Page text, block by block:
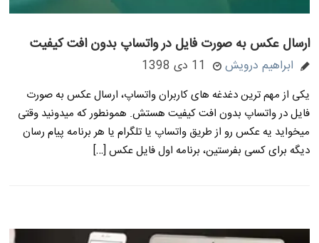
ارسال عکس به صورت فایل در واتساپ بدون افت کیفیت
ابراهیم درویش 11 دی 1398
یکی از مهم ترین دغدغه های کاربران واتساپ، ارسال عکس به صورت
فایل در واتساپ بدون افت کیفیت هستش. همونطور که میدونید وقتی
میخواید یه عکس رو از طریق واتساپ یا تلگرام یا هر برنامه پیام رسان
دیگه برای کسی بفرستین، برنامه اول فایل عکس […]